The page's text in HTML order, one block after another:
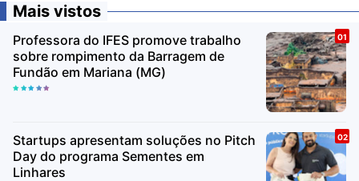
Mais vistos
Professora do IFES promove trabalho
sobre rompimento da Barragem de
Fundão em Mariana (MG)
Startups apresentam soluções no Pitch
Day do programa Sementes em
Linhares